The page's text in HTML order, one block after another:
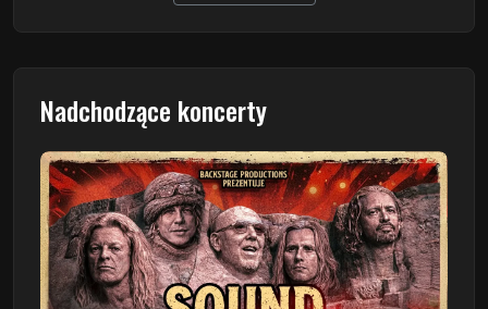
Nadchodzące koncerty